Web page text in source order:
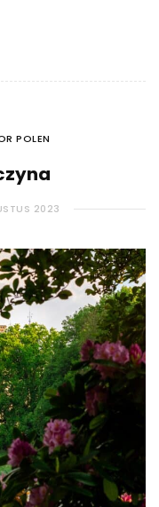
POLEN
2023